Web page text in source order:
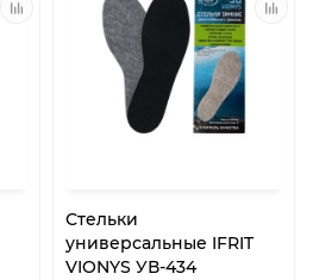
Стельки
универсальные IFRIT
VIONYS УВ-434